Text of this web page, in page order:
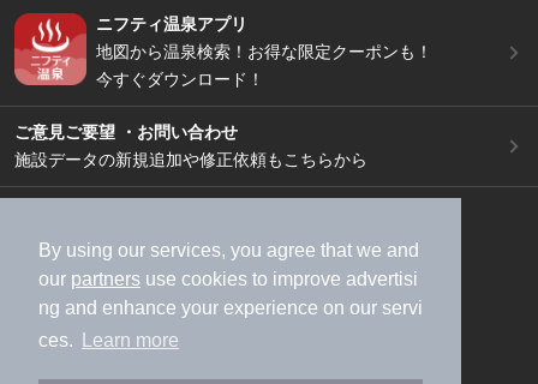
By using our services, you agree that we and
our partners use cookies to improve advertisi
ng and enhance your experience on our servi
ces.
Learn more
ニフティ温泉アプリ
地図から温泉検索！お得な限定クーポンも！
今すぐダウンロード！
ご意見ご要望 ・お問い合わせ
施設データの新規追加や修正依頼もこちらから
加盟店募集（資料請求）
広告出稿のご案内
利用規約
ライフスタイルMEMBERS+規約
特定商取引法に基づく表記
ヘルプ
採用情報
運営会社